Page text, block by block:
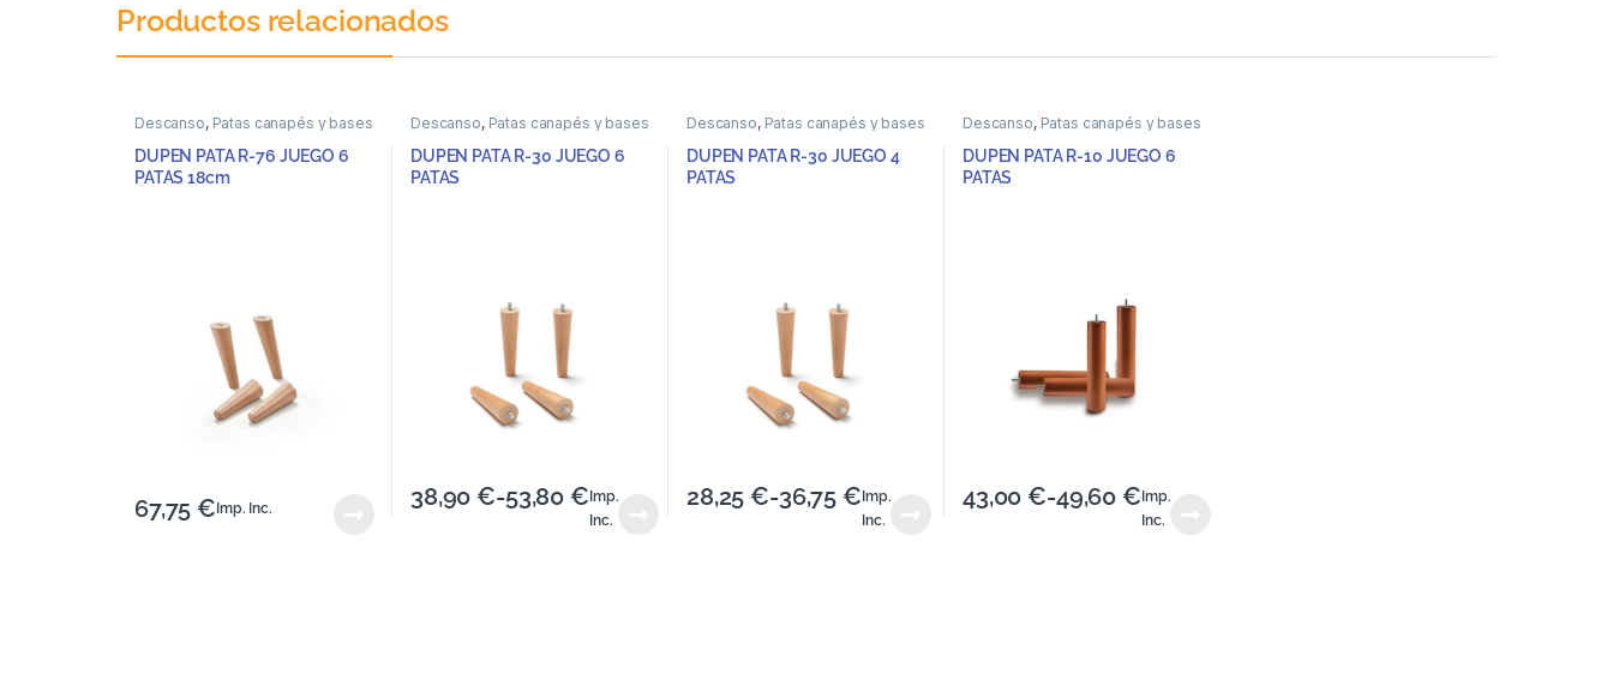
Productos relacionados
Descanso, Patas canapés y bases
DUPEN PATA R-76 JUEGO 6
PATAS 18cm
67,75 €Imp. Inc.
Descanso, Patas canapés y bases
DUPEN PATA R-30 JUEGO 6
PATAS
38,90 €-53,80 €Imp.
Inc.
Descanso, Patas canapés y bases
DUPEN PATA R-30 JUEGO 4
PATAS
28,25 €-36,75 €Imp.
Inc.
Descanso, Patas canapés y bases
DUPEN PATA R-10 JUEGO 6
PATAS
43,00 €-49,60 €Imp.
Inc.